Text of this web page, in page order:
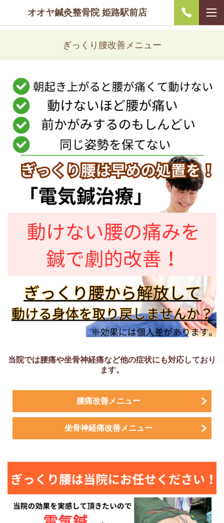
オオヤ鍼灸整骨院 姫路駅前店
ぎっくり腰改善メニュー
当院では腰痛や坐骨神経痛など他の症状にも対応しており
ます。
腰痛改善メニュー
坐骨神経痛改善メニュー